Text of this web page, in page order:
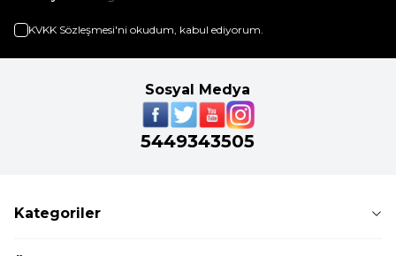
KVKK Sözleşmesi'ni okudum, kabul ediyorum.
Sosyal Medya
5449343505
Kategoriler